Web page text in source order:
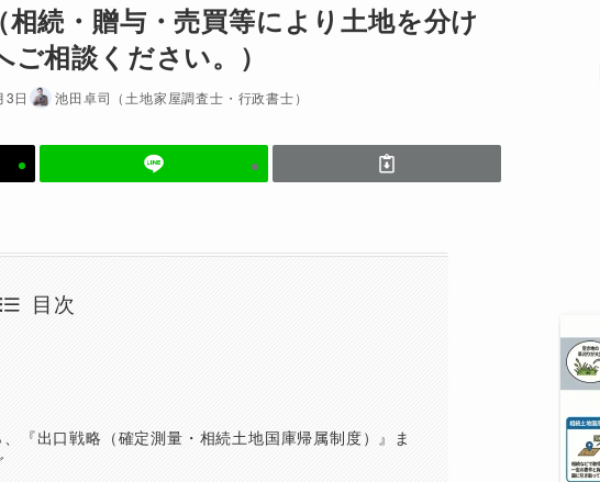
続・贈与・売買等により土地を分け
相談ください。）
日 池田卓司（土地家屋調査士・行政書士）
目次
『出口戦略（確定測量・相続土地国庫帰属制度）』ま